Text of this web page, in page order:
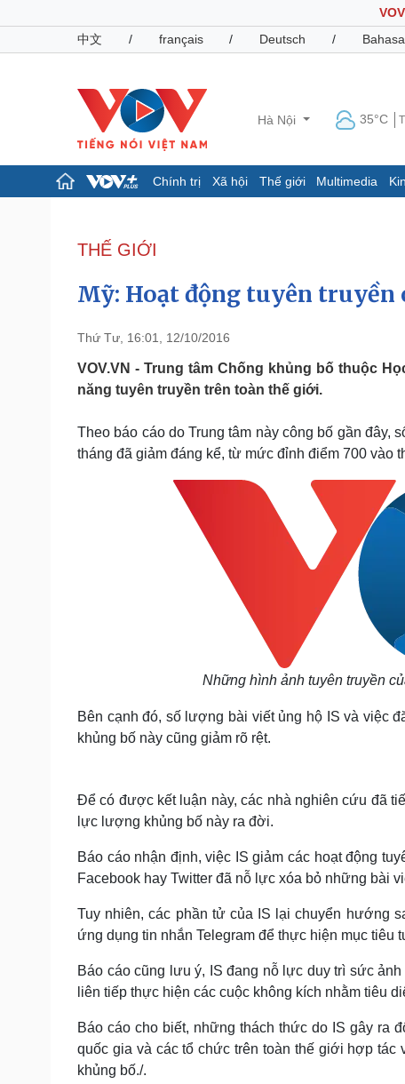
中文
/ français / Deutsch /
Hà Nội 35°C
Chính trị Xã hội Thế giới Multimedia
Đảng
Tổ chức nhân sự
Nhận diện sự thật
Dấu ấn VOV
Pháp luật
Vụ án
Tư vấn luật
Quân sự - Quốc phòng
Vũ khí
Phân tích
Dinh dưỡng - món ngon
Đời sống
Nhà đẹp
Tình yêu - Gia đình
THẾ GIỚI
Mỹ: Hoạt động tuyên truyền
Thứ Tư, 16:01, 12/10/2016
VOV.VN - Trung tâm Chống khủng bố thuộc
năng tuyên truyền trên toàn thế giới.
Theo báo cáo do Trung tâm này công bố gần đây,
tháng đã giảm đáng kể, từ mức đỉnh điểm 700 vào
Những hình ảnh tuyên truyền
Bên cạnh đó, số lượng bài viết ủng hộ IS và việc
khủng bố này cũng giảm rõ rệt.
Để có được kết luận này, các nhà nghiên cứu đã
lực lượng khủng bố này ra đời.
Báo cáo nhận định, việc IS giảm các hoạt động
Facebook hay Twitter đã nỗ lực xóa bỏ những bài
Tuy nhiên, các phần tử của IS lại chuyển hướng
ứng dụng tin nhắn Telegram để thực hiện mục tiêu
Báo cáo cũng lưu ý, IS đang nỗ lực duy trì sức
liên tiếp thực hiện các cuộc không kích nhằm tiêu
Báo cáo cho biết, những thách thức do IS gây ra
quốc gia và các tổ chức trên toàn thế giới hợp tác
khủng bố./.